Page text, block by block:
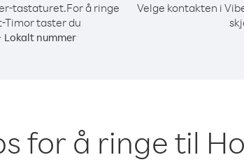
tastaturet.For å ringe
Timor taster du
Lokalt nummer
Velge kontakten i
for å ringe til